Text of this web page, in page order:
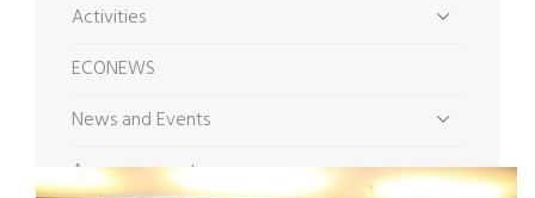
Activities
ECONEWS
News and Events
Announcements